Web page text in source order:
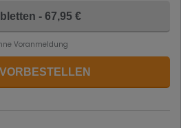
- 67,95 €
Voranmeldung